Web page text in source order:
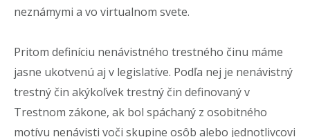
neznámymi a vo virtualnom svete.
Pritom definíciu nenávistného trestného činu máme
jasne ukotvenú aj v legislatíve. Podľa nej je nenávistný
trestný čin akýkoľvek trestný čin definovaný v
Trestnom zákone, ak bol spáchaný z osobitného
motívu nenávisti voči skupine osôb alebo jednotlivcovi